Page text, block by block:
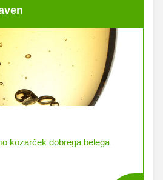
kozarček dobrega belega